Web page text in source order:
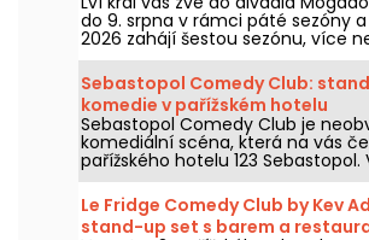
do 9. srpna v rámci páté sezóny
2026 zahájí šestou sezónu, více
let po posledním představení v
scéně. Viděli jsme ho na vlastní
vám prozradíme všechno!
Sebastopol Comedy Club:
komedie v pařížském hotelu
Sebastopol Comedy Club je
komediální scéna, která na vás
pařížského hotelu 123 Sebastopol.
hotelu najdete každý víkend
scénu, na které vystupují
Le Fridge Comedy Club by Kev
stand-up set s barem a